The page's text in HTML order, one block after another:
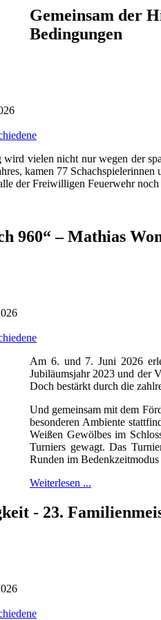
Gemeinsam der
Bedingungen
wird vielen nicht nur wegen der
kamen 77
der Freiwilligen Feuerwehr
960“ – Mathias
Am 6. und 7. Juni 2026
Jubiläumsjahr 2023 und der
Doch bestärkt durch die
Und gemeinsam mit dem
besonderen Ambiente
Weißen Gewölbes im
Turniers gewagt. Das
Runden im
Weiterlesen ...
- 23.